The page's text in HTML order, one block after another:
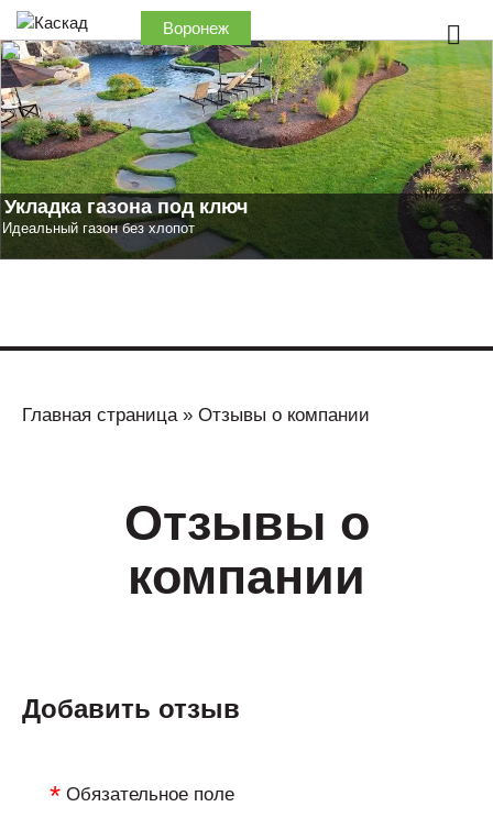
Воронеж
Укладка газона под ключ
Идеальный газон без хлопот
Главная страница» Отзывы о компании
Отзывы о
компании
Добавить отзыв
Обязательное поле